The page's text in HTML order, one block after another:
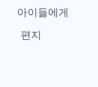
아이들에게
편지